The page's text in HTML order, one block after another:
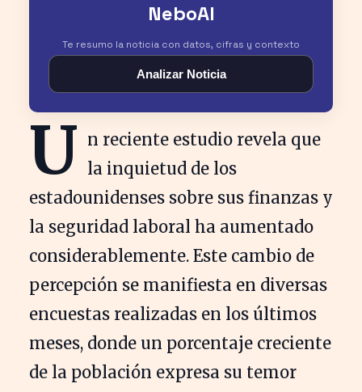
NeboAI
Te resumo la noticia con datos, cifras y contexto
Analizar Noticia
U n reciente estudio revela que
la inquietud de los
estadounidenses sobre sus finanzas y
la seguridad laboral ha aumentado
considerablemente. Este cambio de
percepción se manifiesta en diversas
encuestas realizadas en los últimos
meses, donde un porcentaje creciente
de la población expresa su temor